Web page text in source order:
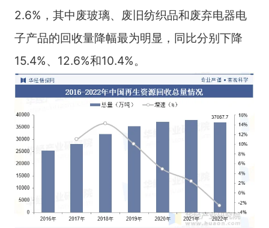
2.6%，其中废玻璃、废旧纺织品和废弃电器电
子产品的回收量降幅最为明显，同比分别下降
15.4%、12.6%和10.4%。